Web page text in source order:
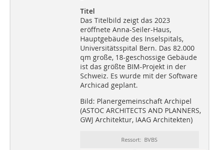
Titel
Das Titelbild zeigt das 2023
eröffnete Anna-Seiler-Haus,
Hauptgebäude des Inselspitals,
Universitätsspital Bern. Das 82.000
qm große, 18-geschossige Gebäude
ist das größte BIM-Projekt in der
Schweiz. Es wurde mit der Software
Archicad geplant.
Bild: Planergemeinschaft Archipel
(ASTOC ARCHITECTS AND PLANNERS,
GWJ Architektur, IAAG Architekten)
Ressort: BVBS